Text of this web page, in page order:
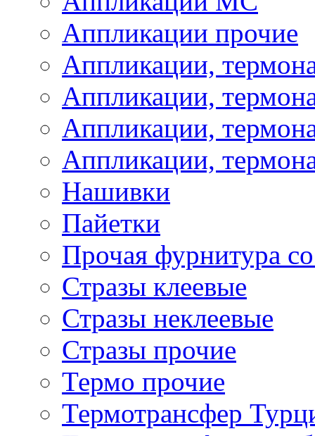
Аппликации прочие
Аппликации,
Аппликации,
Аппликации,
Аппликации,
Нашивки
Пайетки
Прочая фурнитура
Стразы клеевые
Стразы неклеевые
Стразы прочие
Термо прочие
Термотрансфер